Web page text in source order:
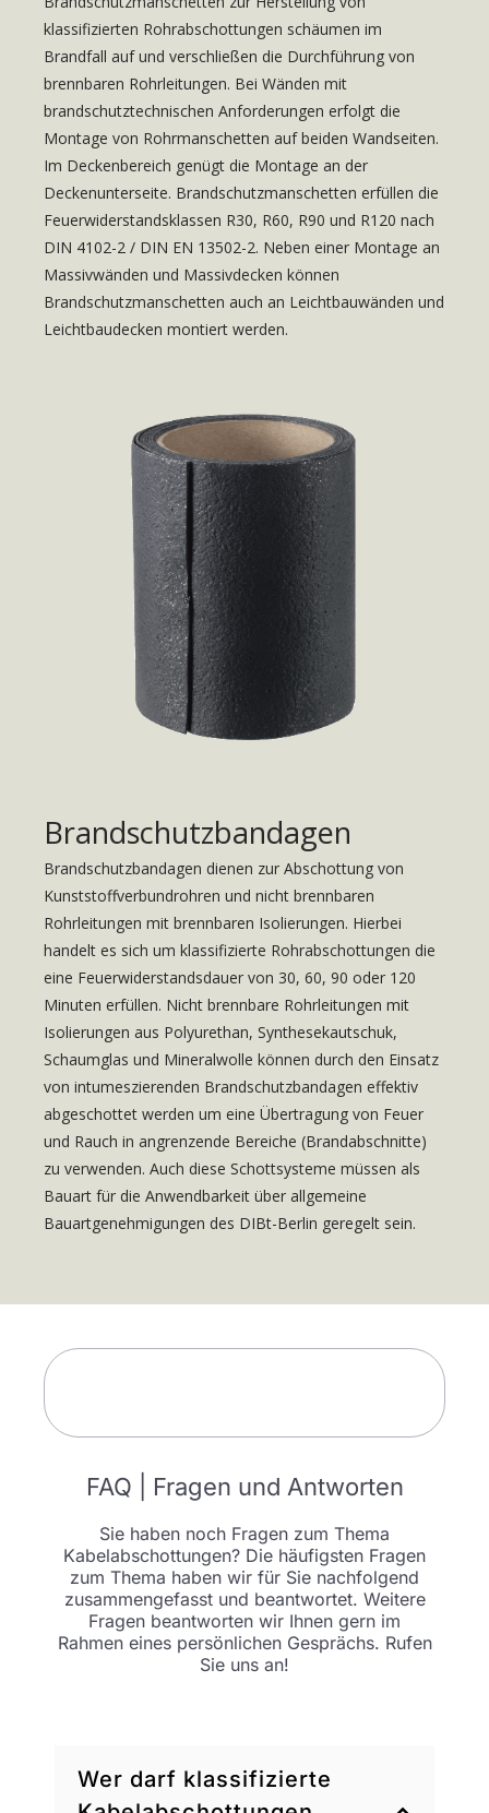
klassifizierten Rohrabschottungen schäumen im
Brandfall auf und verschließen die Durchführung von
brennbaren Rohrleitungen. Bei Wänden mit
brandschutztechnischen Anforderungen erfolgt die
Montage von Rohrmanschetten auf beiden Wandseiten.
Im Deckenbereich genügt die Montage an der
Deckenunterseite. Brandschutzmanschetten erfüllen die
Feuerwiderstandsklassen R30, R60, R90 und R120 nach
DIN 4102-2 / DIN EN 13502-2. Neben einer Montage an
Massivwänden und Massivdecken können
Brandschutzmanschetten auch an Leichtbauwänden und
Leichtbaudecken montiert werden.
Brandschutzbandagen
Brandschutzbandagen dienen zur Abschottung von
Kunststoffverbundrohren und nicht brennbaren
Rohrleitungen mit brennbaren Isolierungen. Hierbei
handelt es sich um klassifizierte Rohrabschottungen die
eine Feuerwiderstandsdauer von 30, 60, 90 oder 120
Minuten erfüllen. Nicht brennbare Rohrleitungen mit
Isolierungen aus Polyurethan, Synthesekautschuk,
Schaumglas und Mineralwolle können durch den Einsatz
von intumeszierenden Brandschutzbandagen effektiv
abgeschottet werden um eine Übertragung von Feuer
und Rauch in angrenzende Bereiche (Brandabschnitte)
zu verwenden. Auch diese Schottsysteme müssen als
Bauart für die Anwendbarkeit über allgemeine
Bauartgenehmigungen des DIBt-Berlin geregelt sein.
FAQ | Fragen und Antworten
Sie haben noch Fragen zum Thema
Kabelabschottungen? Die häufigsten Fragen
zum Thema haben wir für Sie nachfolgend
zusammengefasst und beantwortet. Weitere
Fragen beantworten wir Ihnen gern im
Rahmen eines persönlichen Gesprächs. Rufen
Sie uns an!
Wer darf klassifizierte